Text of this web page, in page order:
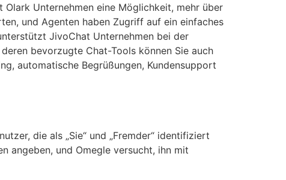
Unternehmen eine Möglichkeit, mehr über
und Agenten haben Zugriff auf ein einfaches
JivoChat Unternehmen bei der
bevorzugte Chat-Tools können Sie auch
automatische Begrüßungen, Kundensupport
die als „Sie“ und „Fremder“ identifiziert
angeben, und Omegle versucht, ihn mit